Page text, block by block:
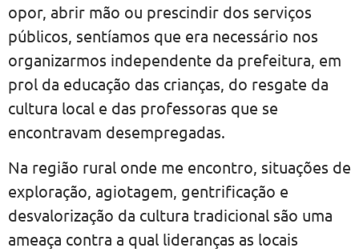
opor, abrir mão ou prescindir dos serviços
públicos, sentíamos que era necessário nos
organizarmos independente da prefeitura, em
prol da educação das crianças, do resgate da
cultura local e das professoras que se
encontravam desempregadas.
Na região rural onde me encontro, situações de
exploração, agiotagem, gentrificação e
desvalorização da cultura tradicional são uma
ameaça contra a qual lideranças as locais